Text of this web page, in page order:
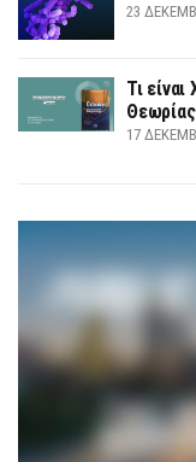
23
Τι
Θεωρίας
17